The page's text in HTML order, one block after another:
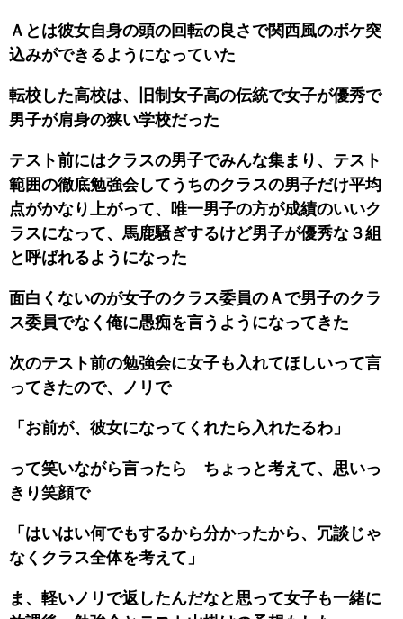
Ａとは彼女自身の頭の回転の良さで関西風のボケ突
込みができるようになっていた
転校した高校は、旧制女子高の伝統で女子が優秀で
男子が肩身の狭い学校だった
テスト前にはクラスの男子でみんな集まり、テスト
範囲の徹底勉強会してうちのクラスの男子だけ平均
点がかなり上がって、唯一男子の方が成績のいいク
ラスになって、馬鹿騒ぎするけど男子が優秀な３組
と呼ばれるようになった
面白くないのが女子のクラス委員のＡで男子のクラ
ス委員でなく俺に愚痴を言うようになってきた
次のテスト前の勉強会に女子も入れてほしいって言
ってきたので、ノリで
「お前が、彼女になってくれたら入れたるわ」
って笑いながら言ったら ちょっと考えて、思いっ
きり笑顔で
「はいはい何でもするから分かったから、冗談じゃ
なくクラス全体を考えて」
ま、軽いノリで返したんだなと思って女子も一緒に